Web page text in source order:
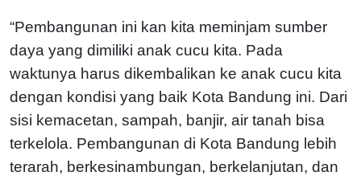
“Pembangunan ini kan kita meminjam sumber
daya yang dimiliki anak cucu kita. Pada
waktunya harus dikembalikan ke anak cucu kita
dengan kondisi yang baik Kota Bandung ini. Dari
sisi kemacetan, sampah, banjir, air tanah bisa
terkelola. Pembangunan di Kota Bandung lebih
terarah, berkesinambungan, berkelanjutan, dan